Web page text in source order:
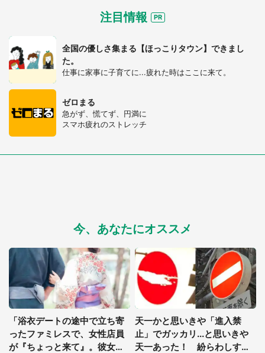
選択する
注目情報
全国の優しさ集まる【ほっこりタウン】できまし
た。
仕事に家事に子育てに...疲れた時はここに来て。
ゼロまる
急がず、慌てず、円満に
スマホ疲れのストレッチ
今、あなたにオススメ
「浴衣デートの途中で立ち寄
ったファミレスで、女性店員
が『ちょっと来て』。彼女は
天一かと思いきや「進入禁
止」でガッカリ...と思いきや
天一あった！ 紛らわしすぎ